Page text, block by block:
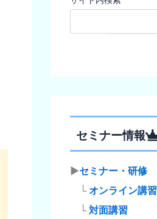
セミナー情報
▶セミナー・研修
└オンライン講習
└対面講習